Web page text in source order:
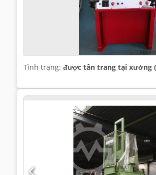
Tình trạng: được tân trang tại xưởng